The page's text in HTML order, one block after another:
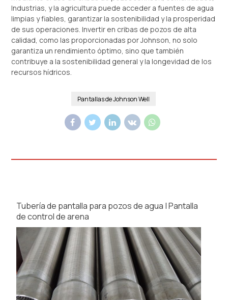
Industrias, y la agricultura puede acceder a fuentes de agua
limpias y fiables, garantizar la sostenibilidad y la prosperidad
de sus operaciones. Invertir en cribas de pozos de alta
calidad, como las proporcionadas por Johnson, no solo
garantiza un rendimiento óptimo, sino que también
contribuye a la sostenibilidad general y la longevidad de los
recursos hídricos.
Pantallas de Johnson Well
Tubería de pantalla para pozos de agua | Pantalla
de control de arena